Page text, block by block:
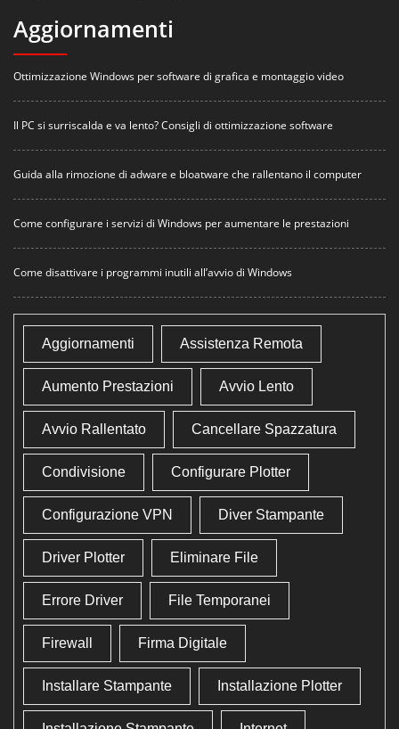
Aggiornamenti
Ottimizzazione Windows per software di grafica e montaggio video
Il PC si surriscalda e va lento? Consigli di ottimizzazione software
Guida alla rimozione di adware e bloatware che rallentano il computer
Come configurare i servizi di Windows per aumentare le prestazioni
Come disattivare i programmi inutili all’avvio di Windows
Aggiornamenti Assistenza Remota
Aumento Prestazioni Avvio Lento
Avvio Rallentato Cancellare Spazzatura
Condivisione Configurare Plotter
Configurazione VPN Diver Stampante
Driver Plotter Eliminare File
Errore Driver File Temporanei
Firewall Firma Digitale
Installare Stampante Installazione Plotter